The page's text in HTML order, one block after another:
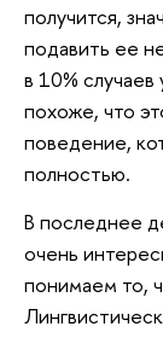
получится,
подавить ее
в 10%
похоже, что
поведение,
полностью.
В последнее
очень
понимаем то,